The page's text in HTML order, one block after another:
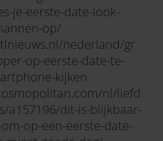
je-eerste-date-look-
op/
nederland/gr
op-eerste-date-te-
kijken
nl/liefd
a157196/dit-is-blijkbaar-
op-een-eerste-date-